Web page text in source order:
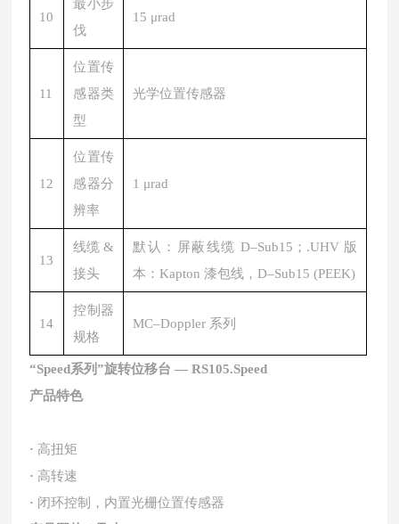
10
最小步
伐
15 μrad
11
位置传
感器类
型
光学位置传感器
12
位置传
感器分
辨率
1 μrad
13
线缆 &
接头
默认：屏蔽线缆 D–Sub15；.UHV 版
本：Kapton 漆包线，D–Sub15 (PEEK)
14
控制器
规格
MC–Doppler 系列
“Speed系列”旋转位移台 — RS105.Speed
产品特色
· 高扭矩
· 高转速
· 闭环控制，内置光栅位置传感器